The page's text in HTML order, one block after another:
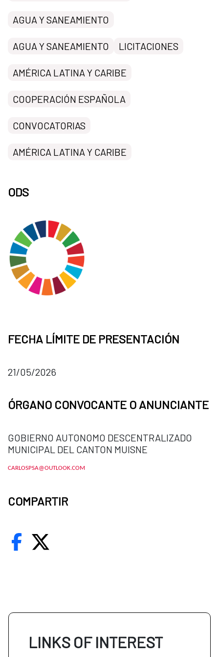
AGUA Y SANEAMIENTO
AGUA Y SANEAMIENTO LICITACIONES
AMÉRICA LATINA Y CARIBE
COOPERACIÓN ESPAÑOLA
CONVOCATORIAS
AMÉRICA LATINA Y CARIBE
ODS
FECHA LÍMITE DE PRESENTACIÓN
21/05/2026
ÓRGANO CONVOCANTE O ANUNCIANTE
GOBIERNO AUTONOMO DESCENTRALIZADO
MUNICIPAL DEL CANTON MUISNE
CARLOSPSA@OUTLOOK.COM
COMPARTIR
LINKS OF INTEREST